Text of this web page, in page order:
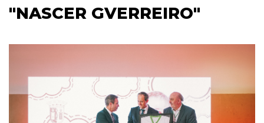
"NASCER GVERREIRO"